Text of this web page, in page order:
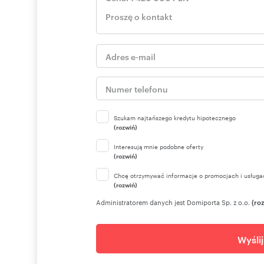
Szukam najtańszego kredytu hipotecznego
(rozwiń)
Interesują mnie podobne oferty
(rozwiń)
Chcę otrzymywać informacje o promocjach i
(rozwiń)
Administratorem danych jest Domiporta Sp. z o.o.